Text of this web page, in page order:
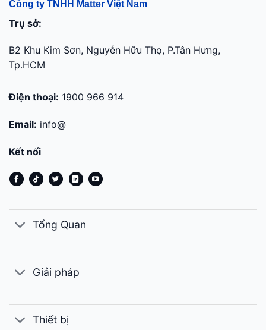
Công ty TNHH Matter Việt Nam
Trụ sở:
B2 Khu Kim Sơn, Nguyễn Hữu Thọ, P.Tân Hưng,
Tp.HCM
Điện thoại: 1900 966 914
Email: info@
Kết nối
Tổng Quan
Giải pháp
Thiết bị